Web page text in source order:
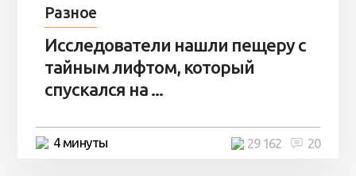
Разное
Исследователи нашли пещеру с
тайным лифтом, который
спускался на ...
4 минуты 20
29 162